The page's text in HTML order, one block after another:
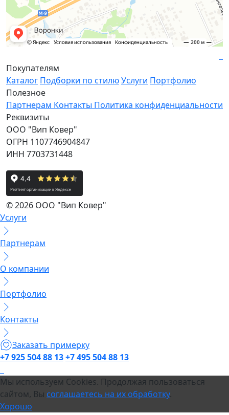
Покупателям
Каталог Подборки по стилюУслуги Портфолио
Полезное
Партнерам Контакты Политика конфиденциальности
Реквизиты
ООО "Вип Ковер"
ОГРН 1107746904847
ИНН 7703731448
© 2026 ООО "Вип Ковер"
Услуги
Партнерам
О компании
Портфолио
Контакты
Заказать примерку
+7 925 504 88 13+7 495 504 88 13
Мы используем Cookies. Продолжая пользоваться
сайтом, Вы соглашаетесь на их обработку.
Хорошо